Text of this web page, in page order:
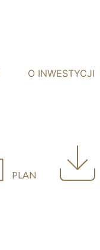
O INWESTYCJI
PLAN